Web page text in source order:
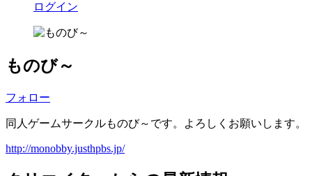
ログイン
ものび～
フォロー
同人ゲームサークルものび～です。よろしくお願いします。
http://monobby.justhpbs.jp/